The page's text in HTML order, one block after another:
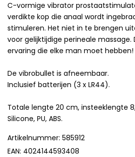
C-vormige vibrator
verdikte kop die anaal wordt
stimuleren. Het niet in te brengen
voor gelijktijdige perineale massage.
ervaring die elke man moet hebben!
De vibrobullet is afneembaar.
Inclusief batterijen (3 x LR44).
Totale lengte 20 cm, insteeklengte
Silicone, PU, ABS.
Artikelnummer: 585912
EAN: 4024144593408